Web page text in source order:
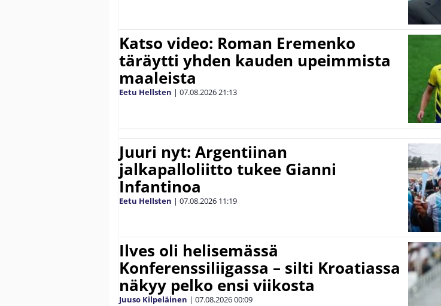
Katso video: Roman Eremenko
täräytti yhden kauden upeimmista
maaleista
Eetu Hellsten | 07.08.202621:13
Juuri nyt: Argentiinan
jalkapalloliitto tukee Gianni
Infantinoa
Eetu Hellsten | 07.08.2026 11:19
Ilves oli helisemässä
Konferenssiliigassa – silti Kroatiassa
näkyy pelko ensi viikosta
Juuso Kilpeläinen | 07.08.202600:09